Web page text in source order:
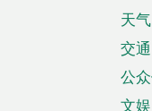
天气
交通
公
文